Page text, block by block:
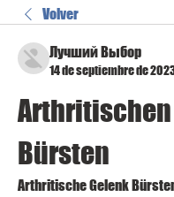
Volver
Лучший Выбор
14 de septiembre de
Arthritischen
Bürsten
Arthritische Gelenk